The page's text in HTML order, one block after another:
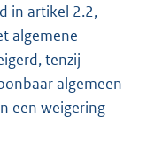
in artikel 2.2,
algemene
tenzij
algemeen
een weigering